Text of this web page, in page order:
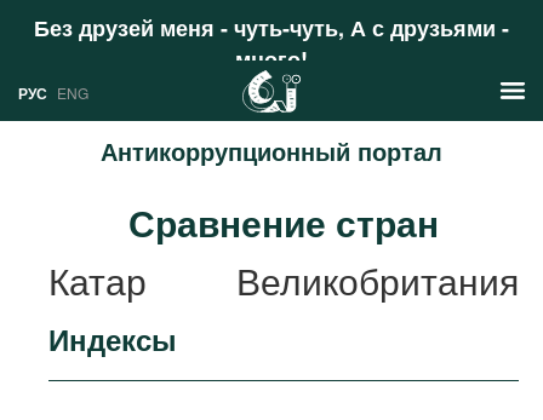
Без друзей меня - чуть-чуть, А с друзьями -
много!
Поддержать
РУС ENG
Антикоррупционный портал
Аналитика
Профили
Стран
Ресурсы
Сравнение стран
Катар
Великобритания
Индексы